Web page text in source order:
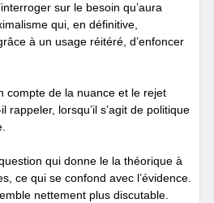
sur le besoin qu’aura
qui, en définitive,
à un usage réitéré, d’enfoncer
compte de la nuance et le rejet
lorsqu’il s’agit de politique
qui donne le la théorique à
ce qui se confond avec l’évidence.
nettement plus discutable.